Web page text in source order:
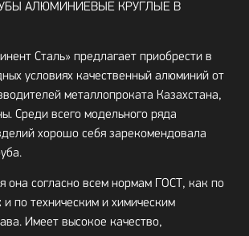
АЛЮМИНИЕВЫЕ КРУГЛЫЕ В
Сталь» предлагает приобрести в
условиях качественный алюминий от
металлопроката Казахстана,
Среди всего модельного ряда
хорошо себя зарекомендовала
она согласно всем нормам ГОСТ, как по
и по техническим и химическим
Имеет высокое качество,